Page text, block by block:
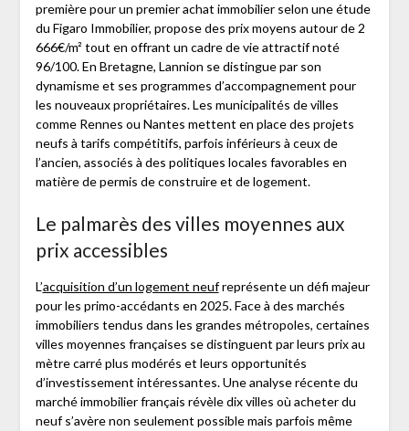
première pour un premier achat immobilier selon une étude
du Figaro Immobilier, propose des prix moyens autour de 2
666€/m² tout en offrant un cadre de vie attractif noté
96/100. En Bretagne, Lannion se distingue par son
dynamisme et ses programmes d’accompagnement pour
les nouveaux propriétaires. Les municipalités de villes
comme Rennes ou Nantes mettent en place des projets
neufs à tarifs compétitifs, parfois inférieurs à ceux de
l’ancien, associés à des politiques locales favorables en
matière de permis de construire et de logement.
Le palmarès des villes moyennes aux
prix accessibles
L’acquisition d’un logement neufreprésente un défi majeur
pour les primo-accédants en 2025. Face à des marchés
immobiliers tendus dans les grandes métropoles, certaines
villes moyennes françaises se distinguent par leurs prix au
mètre carré plus modérés et leurs opportunités
d’investissement intéressantes. Une analyse récente du
marché immobilier français révèle dix villes où acheter du
neuf s’avère non seulement possible mais parfois même